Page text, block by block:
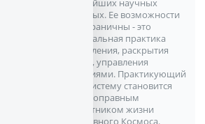
новейших научных
данных. Ее возможности
безграничны - это
уникальная практика
исцеления, раскрытия
чакр, управления
стихиями. Практикующий
эту систему становится
полноправным
участником жизни
Духовного Космоса.